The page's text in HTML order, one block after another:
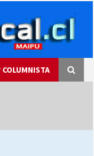
COLUMNISTA